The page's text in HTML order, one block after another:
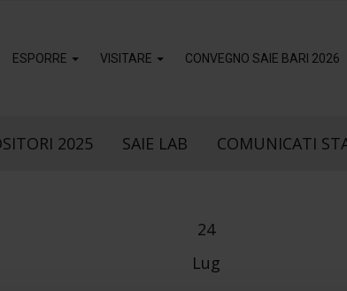
ESPORRE VISITARE CONVEGNO SAIE BARI 2026
2025 SAIE LAB COMUNICATI
24
Lug